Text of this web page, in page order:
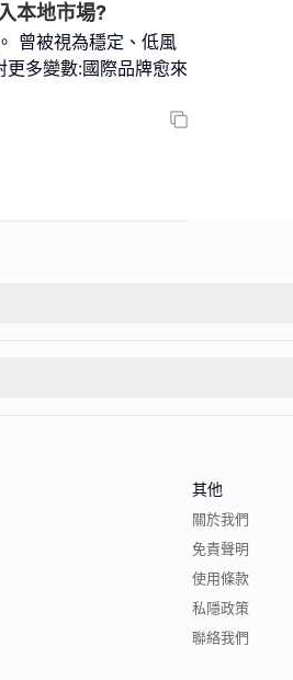
本地市場?
曾被視為穩定、低風
多變數:國際品牌愈來
其他
關於我們
免責聲明
使用條款
私隱政策
聯絡我們